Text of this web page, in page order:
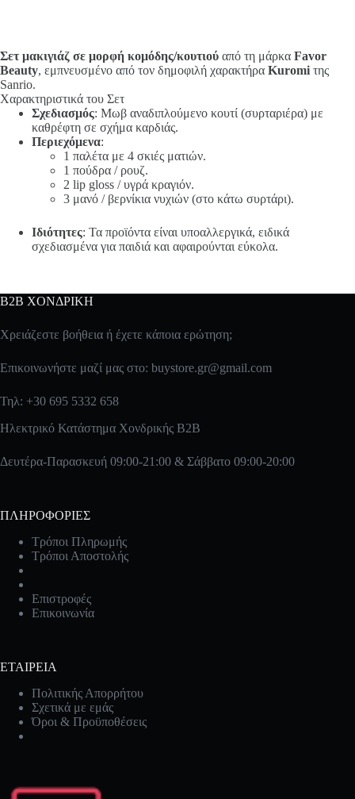
Σετ μακιγιάζ σε μορφή κομόδης/κουτιού από τη μάρκα Favor
Beauty, εμπνευσμένο από τον δημοφιλή χαρακτήρα Kuromi της
Sanrio.
Χαρακτηριστικά του Σετ
Σχεδιασμός: Μωβ αναδιπλούμενο κουτί (συρταριέρα) με
καθρέφτη σε σχήμα καρδιάς.
Περιεχόμενα:
1 παλέτα με 4 σκιές ματιών.
1 πούδρα / ρουζ.
2 lip gloss / υγρά κραγιόν.
3 μανό / βερνίκια νυχιών (στο κάτω συρτάρι).
Ιδιότητες: Τα προϊόντα είναι υποαλλεργικά, ειδικά
σχεδιασμένα για παιδιά και αφαιρούνται εύκολα.
B2B ΧΟΝΔΡΙΚΗ
Χρειάζεστε βοήθεια ή έχετε κάποια ερώτηση;
Επικοινωνήστε μαζί μας στο: buystore.gr@gmail.com
Τηλ: +30 695 5332 658
Ηλεκτρικό Κατάστημα Χονδρικής B2B
Δευτέρα-Παρασκευή 09:00-21:00 & Σάββατο 09:00-20:00
ΠΛΗΡΟΦΟΡΙΕΣ
Τρόποι Πληρωμής
Τρόποι Αποστολής
Επιστροφές
Επικοινωνία
ΕΤΑΙΡΕΙΑ
Πολιτικής Απορρήτου
Σχετικά με εμάς
Όροι & Προϋποθέσεις